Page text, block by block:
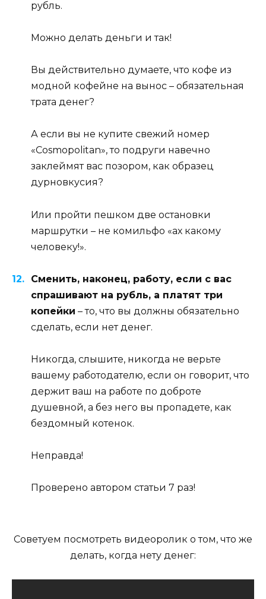
рубль.
Можно делать деньги и так!
Вы действительно думаете, что кофе из
модной кофейне на вынос – обязательная
трата денег?
А если вы не купите свежий номер
«Сosmopolitan», то подруги навечно
заклеймят вас позором, как образец
дурновкусия?
Или пройти пешком две остановки
маршрутки – не комильфо «ах какому
человеку!».
Сменить, наконец, работу, если с вас
спрашивают на рубль, а платят три
копейки – то, что вы должны обязательно
сделать, если нет денег.
Никогда, слышите, никогда не верьте
вашему работодателю, если он говорит, что
держит ваш на работе по доброте
душевной, а без него вы пропадете, как
бездомный котенок.
Неправда!
Проверено автором статьи 7 раз!
Советуем посмотреть видеоролик о том, что же
делать, когда нету денег: